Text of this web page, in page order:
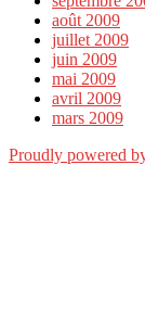
août 2009
juillet 2009
juin 2009
mai 2009
avril 2009
mars 2009
Proudly powered